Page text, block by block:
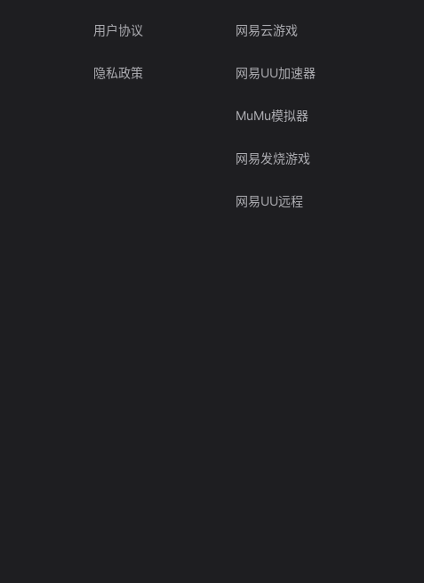
用户协议
隐私政策
网易云游戏
网易UU加速器
MuMu模拟器
网易发烧游戏
网易UU远程